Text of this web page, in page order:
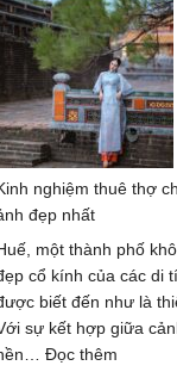
nghiệm thuê thợ
đẹp nhất
một thành phố
cổ kính của các di
biết đến như là
sự kết hợp giữa
Đọc thêm